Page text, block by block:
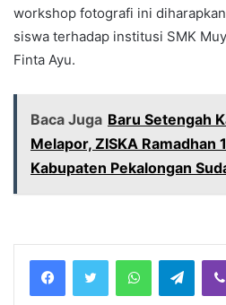
workshop fotografi ini
siswa terhadap institusi SMK
Finta Ayu.
Baca Juga Baru Setengah
Melapor, ZISKA Ramadhan
Kabupaten Pekalongan
Telegram